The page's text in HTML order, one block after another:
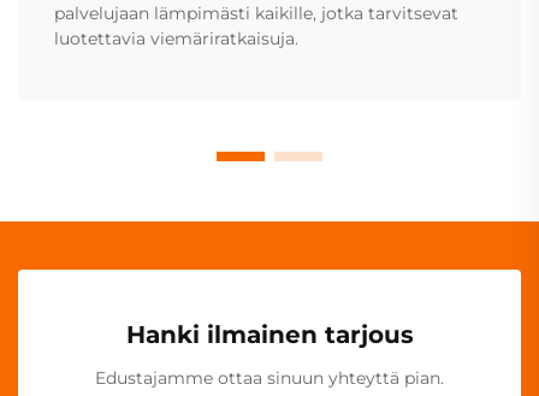
palvelujaan lämpimästi kaikille, jotka tarvitsevat
luotettavia viemäriratkaisuja.
Hanki ilmainen tarjous
Edustajamme ottaa sinuun yhteyttä pian.